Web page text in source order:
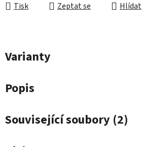
Tisk
Zeptat se Hlídat
Varianty
Popis
Související soubory (2)